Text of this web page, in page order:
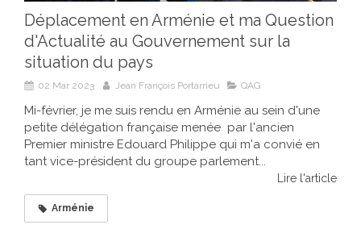
Déplacement en Arménie et ma Question
d'Actualité au Gouvernement sur la
situation du pays
02 Mar 2023 Jean François Portarrieu QAG
Mi-février, je me suis rendu en Arménie au sein d'une
petite délégation française menée par l'ancien
Premier ministre Edouard Philippe qui m'a convié en
tant vice-président du groupe parlement...
Lire l'article
Arménie